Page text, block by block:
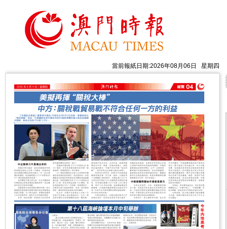
當前報紙日期:2026年08月06日 星期四